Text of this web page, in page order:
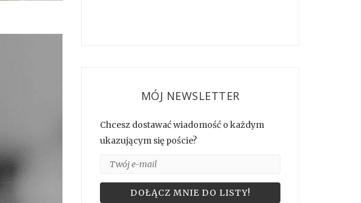
MÓJ NEWSLETTER
Chcesz dostawać wiadomość o każdym
ukazującym się poście?